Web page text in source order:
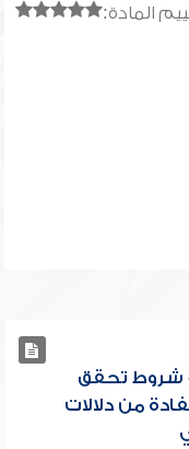
المادة:
- شروط تحقق
من دلالات